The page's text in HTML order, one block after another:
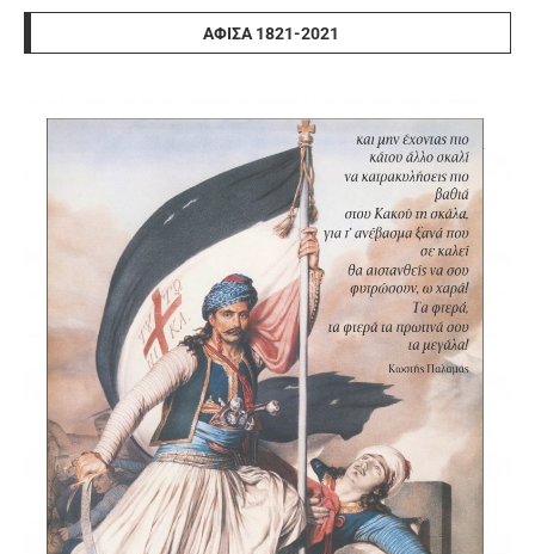
ΑΦΊΣΑ 1821-2021